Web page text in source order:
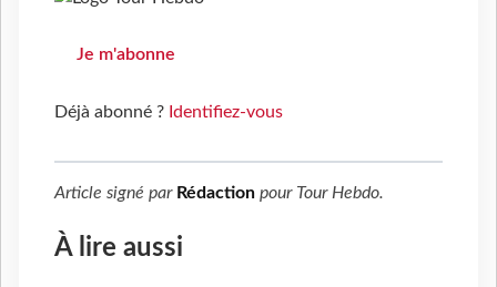
Je m'abonne
Déjà abonné ? Identifiez-vous
Article signé par Rédaction pour Tour Hebdo.
À lire aussi